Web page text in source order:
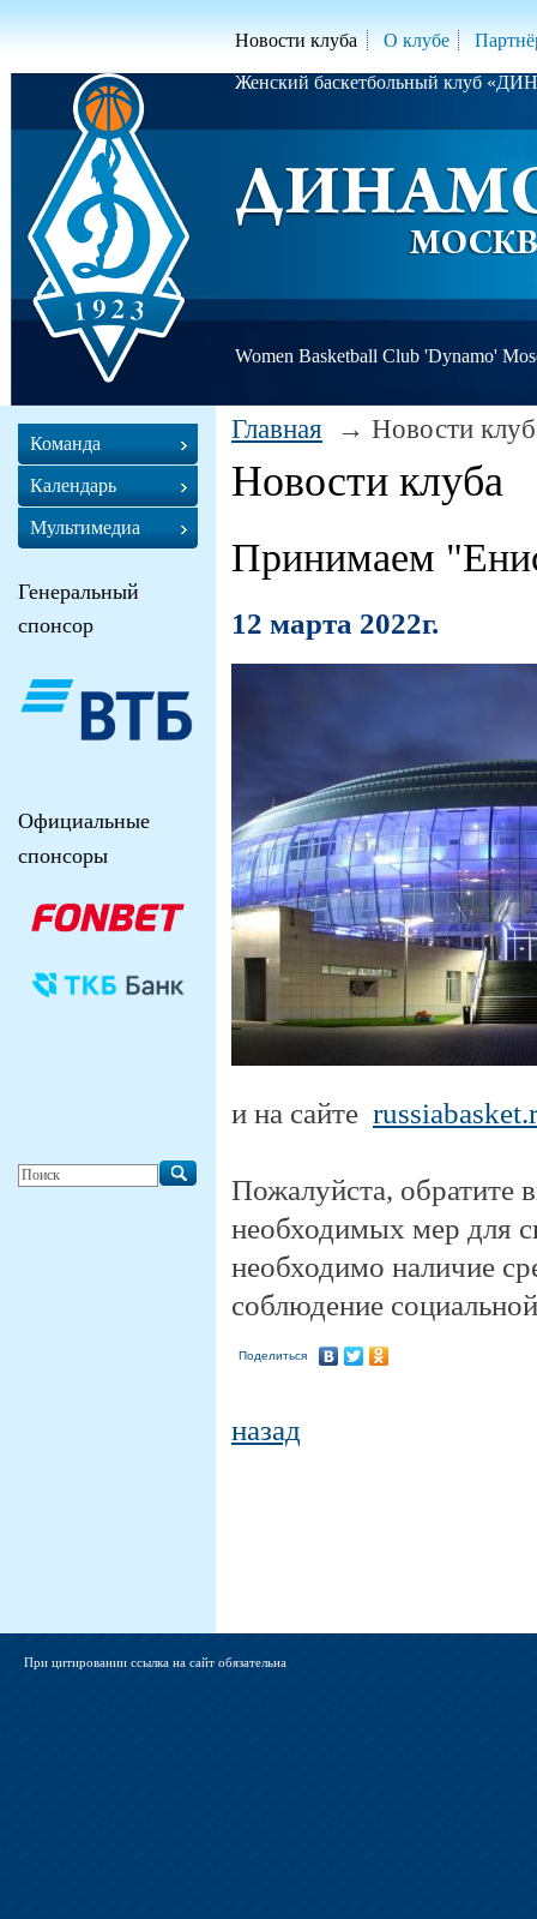
Новости клуба О клубе
Женский баскетбольный клуб
Women Basketball Club 'Dynamo'
Главная Новости
Новости клуба
Принимаем
12 марта 2022г.
и на сайте
Пожалуйста, обратите
необходимых мер для
необходимо наличие
соблюдение
Поделиться
назад
Команда
Календарь
Мультимедиа
Генеральный
спонсор
Официальные
спонсоры
При цитировании ссылка на сайт обязательна